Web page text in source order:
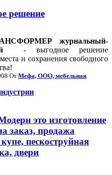
решение
журнальный-
- выгодное решение
и сохранения свободного
От Мефа, ООО, мебельная
это изготовление
заказ, продажа
пескоструйная
двери